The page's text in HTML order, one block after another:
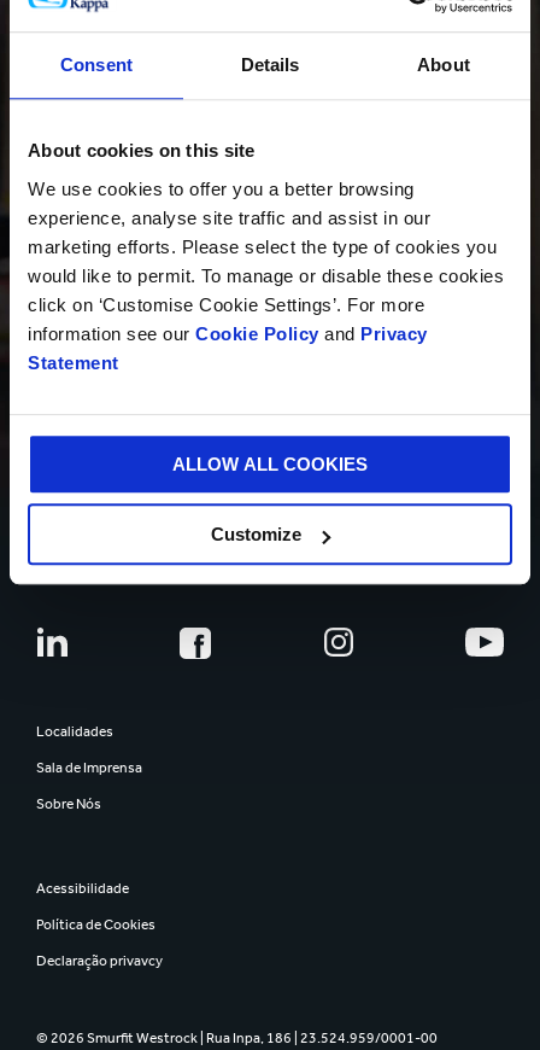
Consent Details About
About cookies on this site
We use cookies to offer you a better browsing
experience, analyse site traffic and assist in our
marketing efforts. Please select the type of cookies you
would like to permit. To manage or disable these cookies
click on ‘Customise Cookie Settings’. For more
information see our Cookie Policy and Privacy
Statement
ALLOW ALL COOKIES
Customize
EMBALAGEM
SUSTENTABILIDADE
SOBRE NÓS
Localidades
Sala de Imprensa
Sobre Nós
Acessibilidade
Política de Cookies
Declaração privavcy
© 2026 Smurfit Westrock | Rua Inpa, 186 | 23.524.959/0001-00